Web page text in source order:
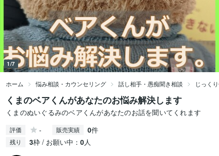
1/7
ホーム 悩み相談・カウンセリング 話し相手・愚痴聞き相談 じっく
くまのベアくんがあなたのお悩み解決します
くまのぬいぐるみのベアくんがあなたのお話を聞いてくれます
評価 - 販売実績 0件
残り 3枠 / お願い中： 0人